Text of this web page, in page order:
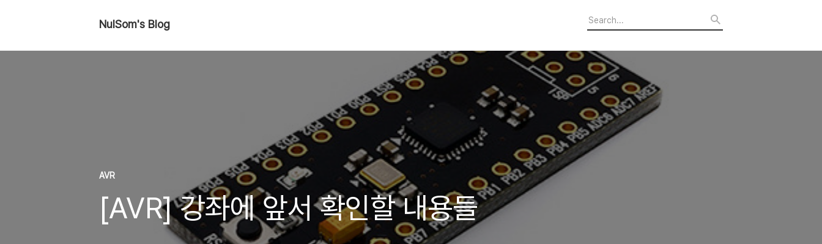
NulSom's Blog
AVR
[AVR] 강좌에 앞서 확인할 내용들